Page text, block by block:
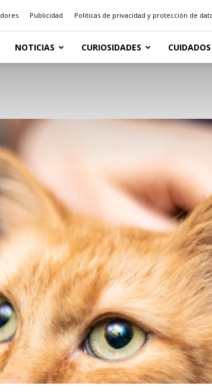
Publicidad Politicas de privacidad y protección de
NOTICIAS CURIOSIDADES CUIDADOS